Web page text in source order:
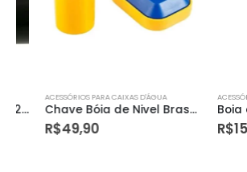
ACESSÓRIOS PARA CAIXAS D'ÁGUA
Chave Bóia de Nivel Brasfort P/bomba água 15a Cabo 1,5m Bivolt
49,90
ACESSÓRIOS
15,00